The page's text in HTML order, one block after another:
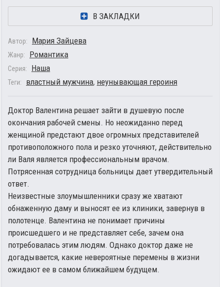
В ЗАКЛАДКИ
Автор: Мария Зайцева
Жанр: Романтика
Серия: Наша
Теги: властный мужчина, неунывающая героиня
Доктор Валентина решает зайти в душевую после
окончания рабочей смены. Но неожиданно перед
женщиной предстают двое огромных представителей
противоположного пола и резко уточняют, действительно
ли Валя является профессиональным врачом.
Потрясенная сотрудница больницы дает утвердительный
ответ.
Неизвестные злоумышленники сразу же хватают
обнаженную даму и выносят ее из клиники, завернув в
полотенце. Валентина не понимает причины
происшедшего и не представляет себе, зачем она
потребовалась этим людям. Однако доктор даже не
догадывается, какие невероятные перемены в жизни
ожидают ее в самом ближайшем будущем.